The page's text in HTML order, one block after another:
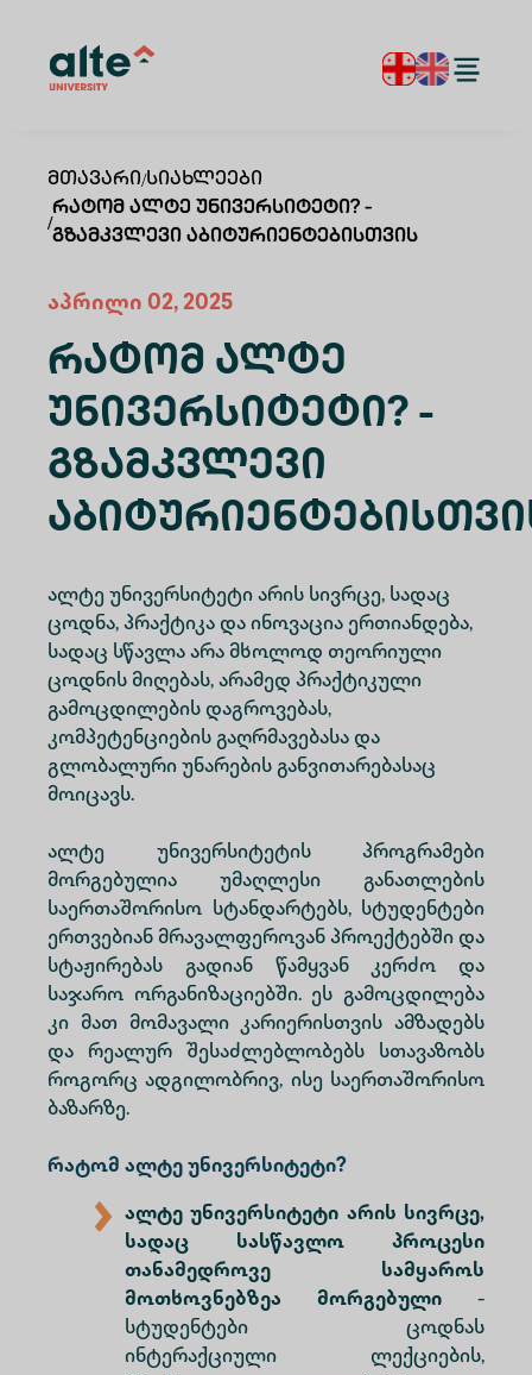
Მთავარი/Სიახლეები
/
Რატომ Ალტე Უნივერსიტეტი? -
Გზამკვლევი Აბიტურიენტებისთვის
აპრილი 02, 2025
Რატომ Ალტე
Უნივერსიტეტი? -
Გზამკვლევი
ალტე უნივერსიტეტი არის სივრცე, სადაც
ცოდნა, პრაქტიკა და ინოვაცია ერთიანდება,
სადაც სწავლა არა მხოლოდ თეორიული
ცოდნის მიღებას, არამედ პრაქტიკული
გამოცდილების დაგროვებას,
კომპეტენციების გაღრმავებასა და
გლობალური უნარების განვითარებასაც
მოიცავს.
ალტე უნივერსიტეტის პროგრამები
მორგებულია უმაღლესი განათლების
საერთაშორისო სტანდარტებს, სტუდენტები
ერთვებიან მრავალფეროვან პროექტებში და
სტაჟირებას გადიან წამყვან კერძო და
საჯარო ორგანიზაციებში. ეს გამოცდილება
კი მათ მომავალი კარიერისთვის ამზადებს
და რეალურ შესაძლებლობებს სთავაზობს
როგორც ადგილობრივ, ისე საერთაშორისო
ბაზარზე.
რატომ ალტე უნივერსიტეტი?
ალტე უნივერსიტეტი არის სივრცე,
სადაც სასწავლო პროცესი
თანამედროვე სამყაროს
მოთხოვნებზეა მორგებული -
სტუდენტები ცოდნას
ინტერაქციული ლექციების,